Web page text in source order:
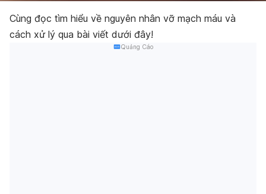
Cùng đọc tìm hiểu về nguyên nhân vỡ mạch máu và
cách xử lý qua bài viết dưới đây!
Quảng Cáo